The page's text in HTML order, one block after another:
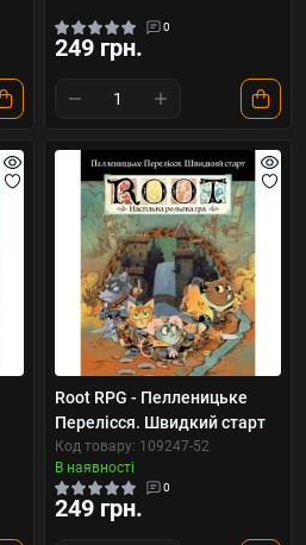
0
249 грн.
Root RPG - Пелленицьке
Перелісся. Швидкий старт
Код товару: 109247-52
В наявності
0
249 грн.